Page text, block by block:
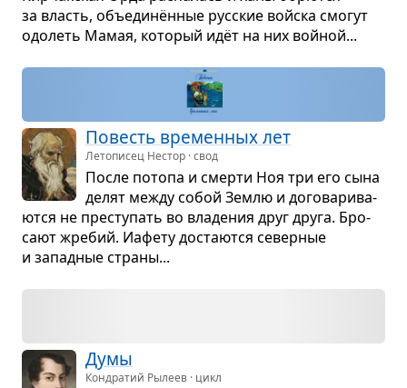
за власть, объединён­ные рус­ские войска смо­гут
одо­леть Мамая, кото­рый идёт на них вой­ной...
Повесть вре­мен­ных лет
Летописец Нестор · свод
После потопа и смерти Ноя три его сына
делят между собой Землю и дого­ва­ри­ва­
ются не пре­сту­пать во вла­де­ния друг друга. Бро­
сают жре­бий. Иафету доста­ются север­ные
и запад­ные страны...
Думы
Кондратий Рылеев · цикл